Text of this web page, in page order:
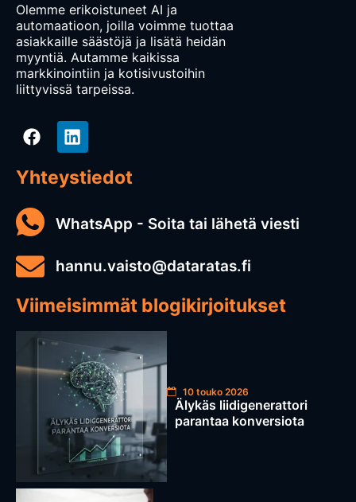
Olemme erikoistuneet AI ja
automaatioon, joilla voimme tuottaa
asiakkaille säästöjä ja lisätä heidän
myyntiä. Autamme kaikissa
markkinointiin ja kotisivustoihin
liittyvissä tarpeissa.
Yhteystiedot
WhatsApp - Soita tai lähetä viesti
hannu.vaisto@dataratas.fi
Viimeisimmät blogikirjoitukset
10 touko 2026
Älykäs liidigenerattori
parantaa konversiota